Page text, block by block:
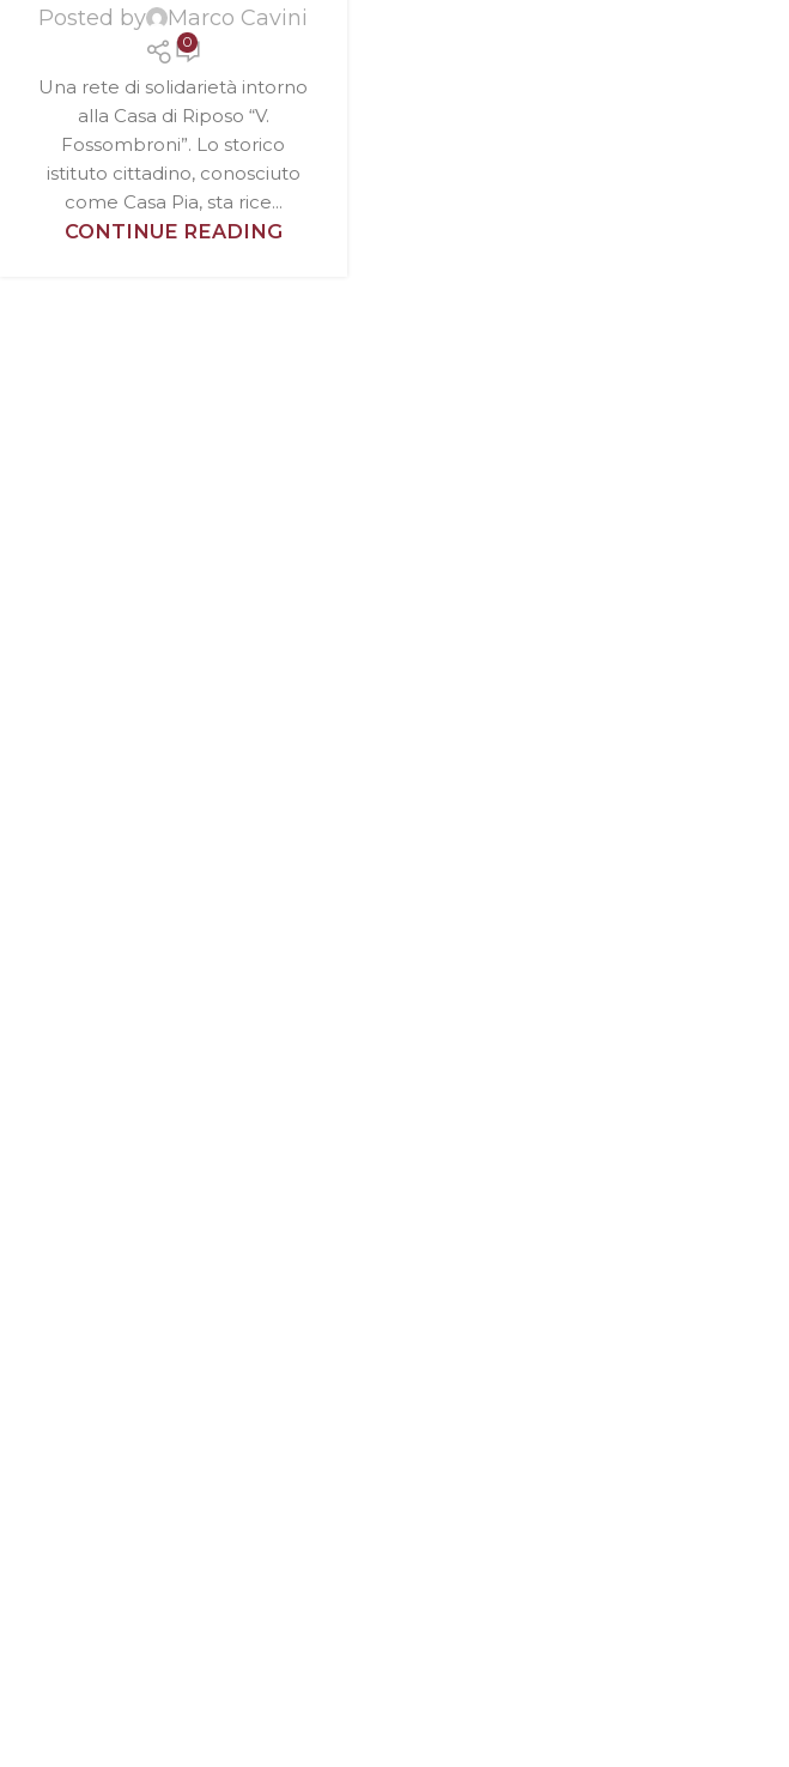
Posted by Marco Cavini
0
Una rete di solidarietà intorno
alla Casa di Riposo “V.
Fossombroni”. Lo storico
istituto cittadino, conosciuto
come Casa Pia, sta rice...
CONTINUE READING